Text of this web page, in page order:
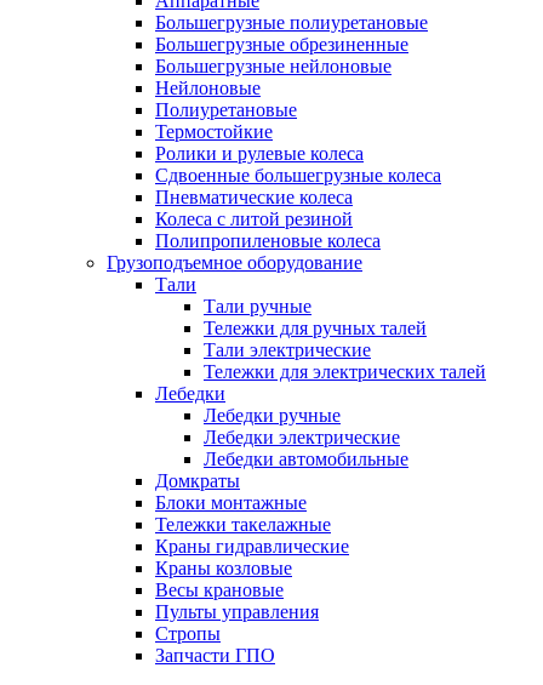
Большегрузные полиуретановые
Большегрузные обрезиненные
Большегрузные нейлоновые
Нейлоновые
Полиуретановые
Термостойкие
Ролики и рулевые колеса
Сдвоенные большегрузные колеса
Пневматические колеса
Колеса с литой резиной
Полипропиленовые колеса
Грузоподъемное оборудование
Тали
Тали ручные
Тележки для ручных талей
Тали электрические
Тележки для электрических талей
Лебедки
Лебедки ручные
Лебедки электрические
Лебедки автомобильные
Домкраты
Блоки монтажные
Тележки такелажные
Краны гидравлические
Краны козловые
Весы крановые
Пульты управления
Стропы
Запчасти ГПО